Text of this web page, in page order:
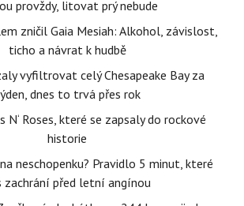
provždy, litovat prý nebude
zničil Gaia Mesiah: Alkohol, závislost,
ticho a návrat k hudbě
vyfiltrovat celý Chesapeake Bay za
dnes to trvá přes rok
N‘ Roses, které se zapsaly do rockové
historie
neschopenku? Pravidlo 5 minut, které
zachrání před letní angínou